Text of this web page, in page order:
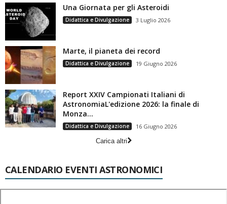
Una Giornata per gli Asteroidi
Didattica e Divulgazione 3 Luglio 2026
Marte, il pianeta dei record
Didattica e Divulgazione 19 Giugno 2026
Report XXIV Campionati Italiani di
AstronomiaL'edizione 2026: la finale di
Monza...
Didattica e Divulgazione
16 Giugno 2026
Carica altri
CALENDARIO EVENTI ASTRONOMICI